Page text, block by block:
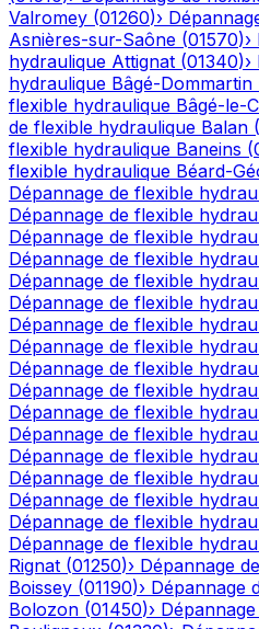
Valromey (01260)›
Asnières-sur-Saône (01570)›
hydraulique Attignat (01340)›
hydraulique Bâgé-Dommartin
flexible hydraulique Bâgé-le-
de flexible hydraulique Balan (
flexible hydraulique Baneins (
flexible hydraulique Béard-
Dépannage de flexible
Dépannage de flexible
Dépannage de flexible
Dépannage de flexible
Dépannage de flexible
Dépannage de flexible
Dépannage de flexible
Dépannage de flexible
Dépannage de flexible
Dépannage de flexible
Dépannage de flexible
Dépannage de flexible
Dépannage de flexible
Dépannage de flexible
Dépannage de flexible
Dépannage de flexible
Dépannage de flexible
Rignat (01250)› Dépannage
Boissey (01190)› Dépannage
Bolozon (01450)›